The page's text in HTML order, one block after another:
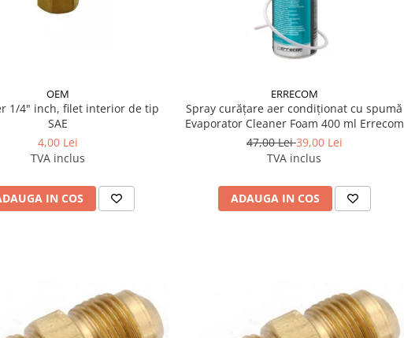
OEM
filet interior de tip
SAE
4,00 Lei
TVA inclus
IN COS
ERRECOM
Spray curățare aer condiționat cu spumă
Evaporator Cleaner Foam 400 ml Errecom
47,00 Lei39,00 Lei
TVA inclus
ADAUGA IN COS